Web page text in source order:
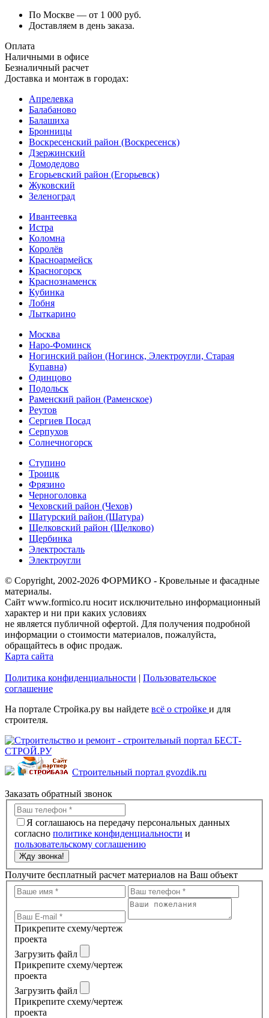
По Москве — от 1 000 руб.
Доставляем в день заказа.
Оплата
Наличными в офисе
Безналичный расчет
Доставка и монтаж в городах:
Апрелевка
Балабаново
Балашиха
Бронницы
Воскресенский район (Воскресенск)
Дзержинский
Домодедово
Егорьевский район (Егорьевск)
Жуковский
Зеленоград
Ивантеевка
Истра
Коломна
Королёв
Красноармейск
Красногорск
Краснознаменск
Кубинка
Лобня
Лыткарино
Москва
Наро-Фоминск
Ногинский район (Ногинск, Электроугли, Старая
Купавна)
Одинцово
Подольск
Раменский район (Раменское)
Реутов
Сергиев Посад
Серпухов
Солнечногорск
Ступино
Троицк
Фрязино
Черноголовка
Чеховский район (Чехов)
Шатурский район (Шатура)
Щелковский район (Щелково)
Щербинка
Электросталь
Электроугли
© Copyright, 2002-2026 ФОРМИКО - Кровельные и фасадные
материалы.
Сайт www.formico.ru носит исключительно информационный
характер и ни при каких условиях
не является публичной офертой. Для получения подробной
информации о стоимости материалов, пожалуйста,
обращайтесь в офис продаж.
Карта сайта
Политика конфиденциальности | Пользовательское
соглашение
На портале Стройка.ру вы найдете всё о стройке и для
строителя.
Строительный портал gvozdik.ru
Заказать обратный звонок
Я соглашаюсь на передачу персональных данных
согласно политике конфиденциальности и
пользовательскому соглашению
Жду звонка!
Получите бесплатный расчет материалов на Ваш объект
Прикрепите схему/чертеж
проекта
Загрузить файл
Прикрепите схему/чертеж
проекта
Загрузить файл
Прикрепите схему/чертеж
проекта